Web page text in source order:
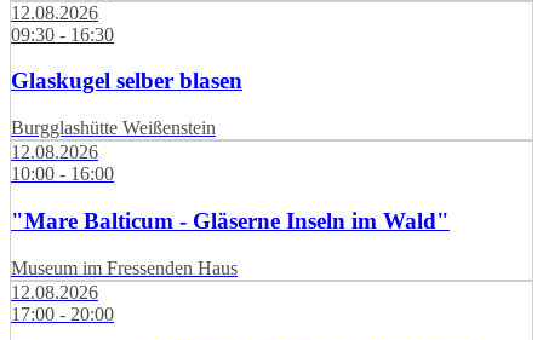
12.08.2026
09:30 - 16:30
Glaskugel selber blasen
Burgglashütte Weißenstein
12.08.2026
10:00 - 16:00
"Mare Balticum - Gläserne Inseln im Wald"
Museum im Fressenden Haus
12.08.2026
17:00 - 20:00